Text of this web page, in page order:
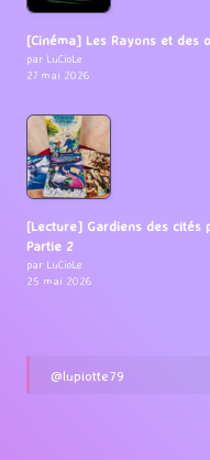
[Cinéma] Les Rayons et des
par LuCioLe
27 mai 2026
[Lecture] Gardiens des cités
Partie 2
par LuCioLe
25 mai 2026
@lupiotte79